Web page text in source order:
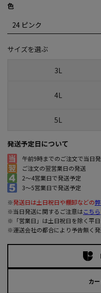
色
サイズを選ぶ
3L
4L
5L
発送予定日について
午前9時までのご注文で当日
ご注文の翌営業日の発送
2～4営業日で発送予定
3～5営業日で発送予定
※発送日は土日祝日や棚卸などの
※当日発送に関するご注意はこちら
※「営業日」は土日祝日を除く平日
※運送会社の都合により予告無く発
カ